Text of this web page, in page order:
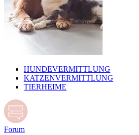
HUNDEVERMITTLUNG
KATZENVERMITTLUNG
TIERHEIME
Forum